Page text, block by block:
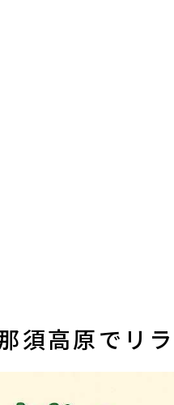
須高原でリ